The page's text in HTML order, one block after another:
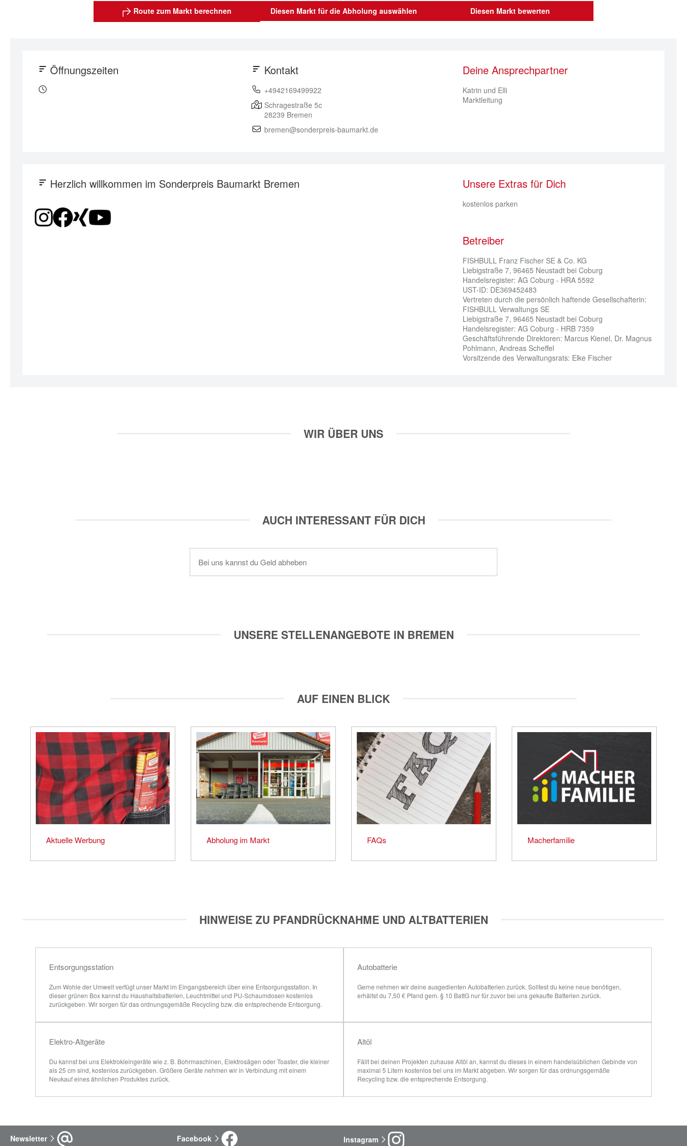
Route zum Markt berechnen Diesen Markt für die Abholung auswählen Diesen Markt bewerten
Öffnungszeiten Kontakt
+4942169499922
Schragestraße 5c
28239 Bremen
bremen@sonderpreis-baumarkt.de
Deine Ansprechpartner
Katrin und Elli
Marktleitung
Herzlich willkommen im Sonderpreis Baumarkt Bremen Unsere Extras für Dich
kostenlos parken
Betreiber
FISHBULL Franz Fischer SE & Co. KG
Liebigstraße 7, 96465 Neustadt bei Coburg
Handelsregister: AG Coburg - HRA 5592
UST-ID: DE369452483
Vertreten durch die persönlich haftende Gesellschafterin:
FISHBULL Verwaltungs SE
Liebigstraße 7, 96465 Neustadt bei Coburg
Handelsregister: AG Coburg - HRB 7359
Geschäftsführende Direktoren: Marcus Kienel, Dr. Magnus
Pohlmann, Andreas Scheffel
Vorsitzende des Verwaltungsrats: Elke Fischer
WIR ÜBER UNS
AUCH INTERESSANT FÜR DICH
Bei uns kannst du Geld abheben
UNSERE STELLENANGEBOTE IN BREMEN
AUF EINEN BLICK
Aktuelle Werbung Abholung im Markt FAQs Macherfamilie
HINWEISE ZU PFANDRÜCKNAHME UND ALTBATTERIEN
Entsorgungsstation
Zum Wohle der Umwelt verfügt unser Markt im Eingangsbereich über eine Entsorgungsstation. In
dieser grünen Box kannst du Haushaltsbatterien, Leuchtmittel und PU-Schaumdosen kostenlos
zurückgeben. Wir sorgen für das ordnungsgemäße Recycling bzw. die entsprechende Entsorgung.
Autobatterie
Gerne nehmen wir deine ausgedienten Autobatterien zurück. Solltest du keine neue benötigen,
erhältst du 7,50 € Pfand gem. § 10 BattG nur für zuvor bei uns gekaufte Batterien zurück.
Elektro-Altgeräte
Du kannst bei uns Elektrokleingeräte wie z. B. Bohrmaschinen, Elektrosägen oder Toaster, die kleiner
als 25 cm sind, kostenlos zurückgeben. Größere Geräte nehmen wir in Verbindung mit einem
Neukauf eines ähnlichen Produktes zurück.
Altöl
Fällt bei deinen Projekten zuhause Altöl an, kannst du dieses in einem handelsüblichen Gebinde von
maximal 5 Litern kostenlos bei uns im Markt abgeben. Wir sorgen für das ordnungsgemäße
Recycling bzw. die entsprechende Entsorgung.
Newsletter Facebook Instagram